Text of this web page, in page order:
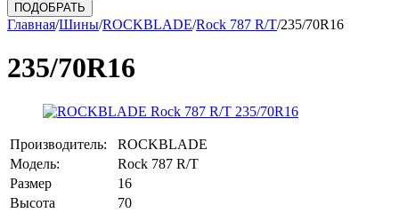
ПОДОБРАТЬ
Главная/Шины/ROCKBLADE/Rock 787 R/T/235/70R16
235/70R16
Производитель:
ROCKBLADE
Модель:
Rock 787 R/T
Размер
16
Высота
70